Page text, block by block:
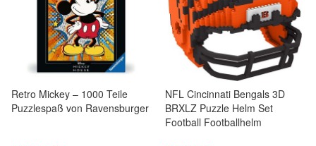
Retro Mickey – 1000 Teile
Puzzlespaß von Ravensburger
NFL Cincinnati Bengals 3D
BRXLZ Puzzle Helm Set
Football Footballhelm